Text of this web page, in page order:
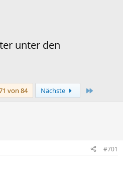
unter den
von 84 Nächste
#701